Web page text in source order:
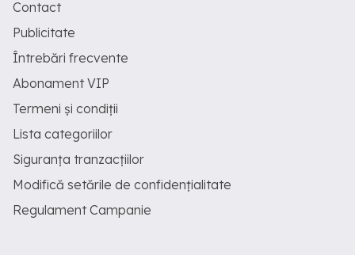
Contact
Publicitate
Întrebări frecvente
Abonament VIP
Termeni și condiții
Lista categoriilor
Siguranța tranzacțiilor
Modifică setările de confidențialitate
Regulament Campanie